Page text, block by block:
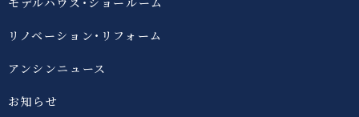
リノベーション・リフォーム
アンシンニュース
お知らせ